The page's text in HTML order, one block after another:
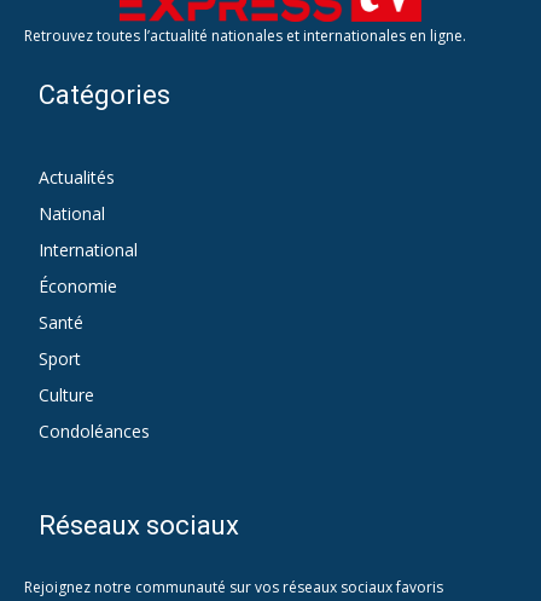
Retrouvez toutes l’actualité nationales et internationales en ligne.
Catégories
Actualités
National
International
Économie
Santé
Sport
Culture
Condoléances
Réseaux sociaux
Rejoignez notre communauté sur vos réseaux sociaux favoris